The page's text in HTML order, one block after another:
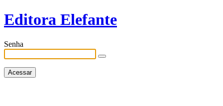
Editora Elefante
Senha